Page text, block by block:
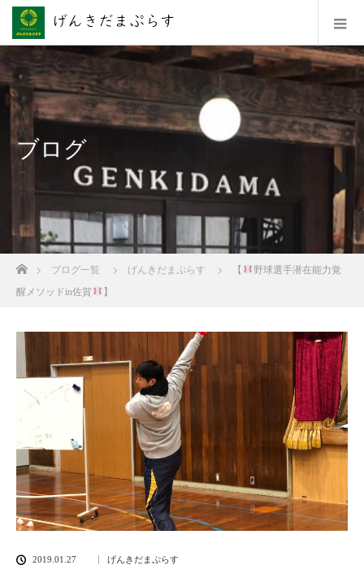
ブログ
ホームブログ一覧 げんきだまぷらす 【
野球選手潜在能力覚
醒メソッドin佐賀
】
2019.01.27 げんきだまぷらす